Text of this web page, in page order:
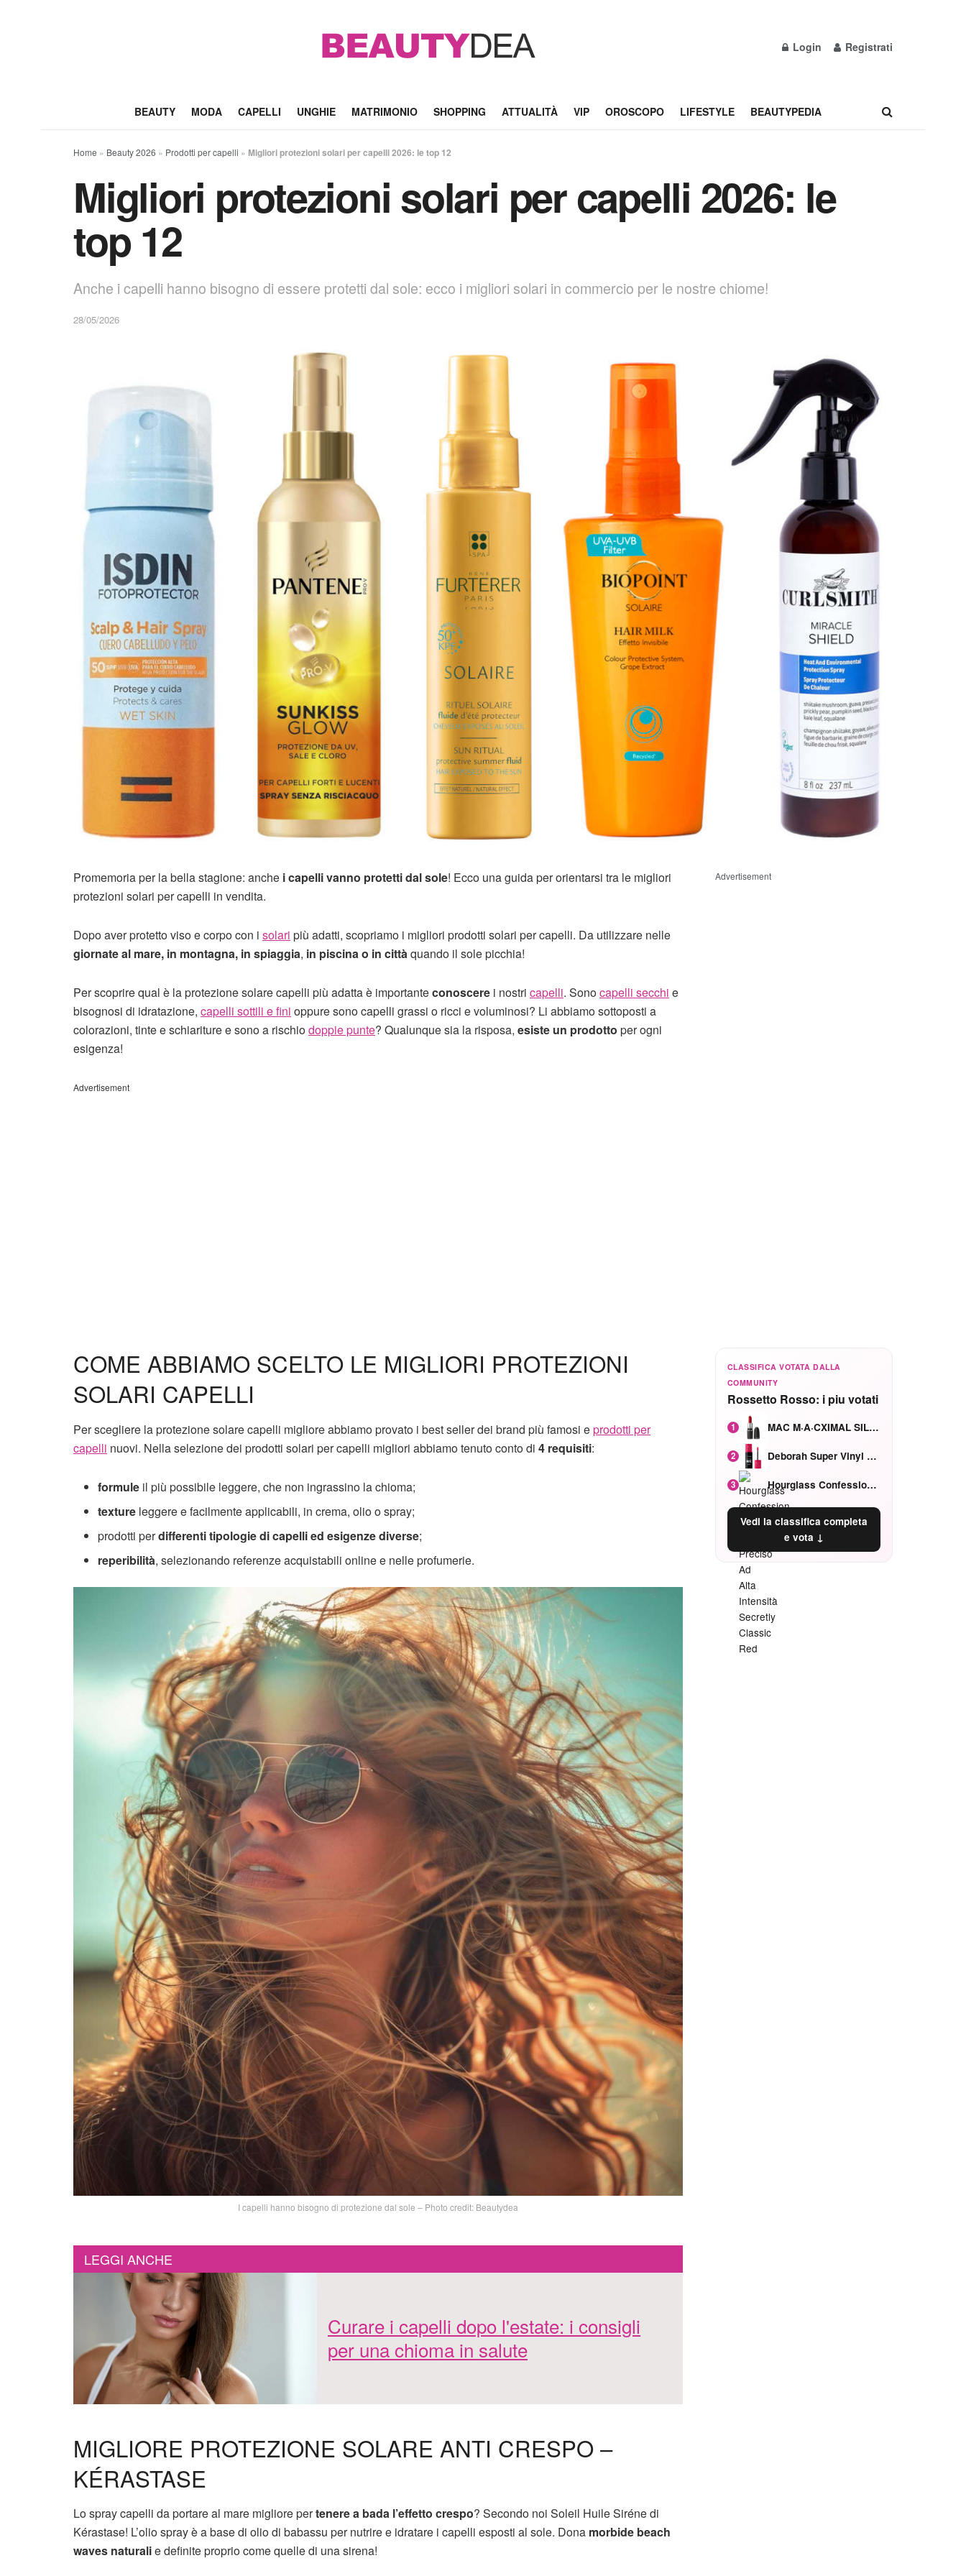
Login Registrati
BEAUTY MODA CAPELLI UNGHIE MATRIMONIO SHOPPING ATTUALITÀ VIP OROSCOPO LIFESTYLE BEAUTYPEDIA
Home » Beauty 2026 » Prodotti per capelli » Migliori protezioni solari per capelli 2026: le top 12
Migliori protezioni solari per capelli 2026: le
top 12
Anche i capelli hanno bisogno di essere protetti dal sole: ecco i migliori solari in commercio per le nostre chiome!
28/05/2026
Promemoria per la bella stagione: anche i capelli vanno protetti dal sole! Ecco una guida per orientarsi tra le migliori
protezioni solari per capelli in vendita.
Dopo aver protetto viso e corpo con i solari più adatti, scopriamo i migliori prodotti solari per capelli. Da utilizzare nelle
giornate al mare, in montagna, in spiaggia, in piscina o in cittàquando il sole picchia!
Per scoprire qual è la protezione solare capelli più adatta è importanteconoscere i nostri capelli. Sonocapelli secchi e
bisognosi di idratazione, capelli sottili e fini oppure sono capelli grassi o ricci e voluminosi? Li abbiamo sottoposti a
colorazioni, tinte e schiariture e sono a rischiodoppie punte? Qualunque sia la risposa, esiste un prodotto per ogni
esigenza!
Advertisement
COME ABBIAMO SCELTO LE MIGLIORI PROTEZIONI
SOLARI CAPELLI
Per scegliere la protezione solare capelli migliore abbiamo provato i best seller dei brand più famosi eprodotti per
capelli nuovi. Nella selezione dei prodotti solari per capelli migliori abbiamo tenuto conto di 4 requisiti:
formule il più possibile leggere, che non ingrassino la chioma;
texture leggere e facilmente applicabili, in crema, olio o spray;
prodotti perdifferenti tipologie di capelli ed esigenze diverse;
reperibilità, selezionando referenze acquistabili online e nelle profumerie.
I capelli hanno bisogno di protezione dal sole – Photo credit: Beautydea
LEGGI ANCHE
Curare i capelli dopo l'estate: i consigli
per una chioma in salute
MIGLIORE PROTEZIONE SOLARE ANTI CRESPO –
KÉRASTASE
Lo spray capelli da portare al mare migliore pertenere a bada l’effetto crespo? Secondo noi Soleil Huile Siréne di
Kérastase! L’olio spray è a base di olio di babassu per nutrire e idratare i capelli esposti al sole. Dona morbide beach
waves naturalie definite proprio come quelle di una sirena!
Advertisement
CLASSIFICA VOTATA DALLA
COMMUNITY
Rossetto Rosso: i piu votati
1 MAC M·A·CXIMAL SILKY MATTE Red Rock mat
2 Deborah Super Vinyl Shake Rosa Ciliegia
3 Hourglass Confession Ricaricabile Ultra Preciso Ad Alta Intensità Secretly Classic Red
Vedi la classifica completa
e vota ↓